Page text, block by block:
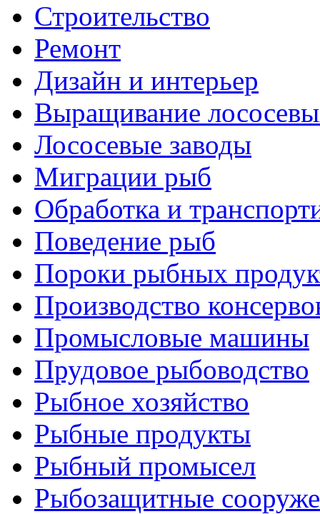
Строительство
Ремонт
Дизайн и интерьер
Выращивание
Лососевые заводы
Миграции рыб
Обработка и
Поведение рыб
Пороки рыбных
Производство
Промысловые машины
Прудовое рыбоводство
Рыбное хозяйство
Рыбные продукты
Рыбный промысел
Рыбозащитные